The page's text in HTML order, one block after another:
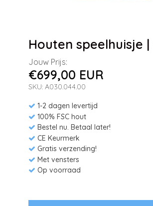
Houten speelhuisje |
Jouw Prijs:
€699,00 EUR
SKU: A030.044.00
1-2 dagen levertijd
100% FSC hout
Bestel nu. Betaal later!
CE Keurmerk
Gratis verzending!
Met vensters
Op voorraad